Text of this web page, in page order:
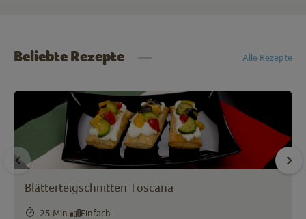
Beliebte Rezepte Alle Rezepte
Blätterteigschnitten Toscana
25 Min. Einfach